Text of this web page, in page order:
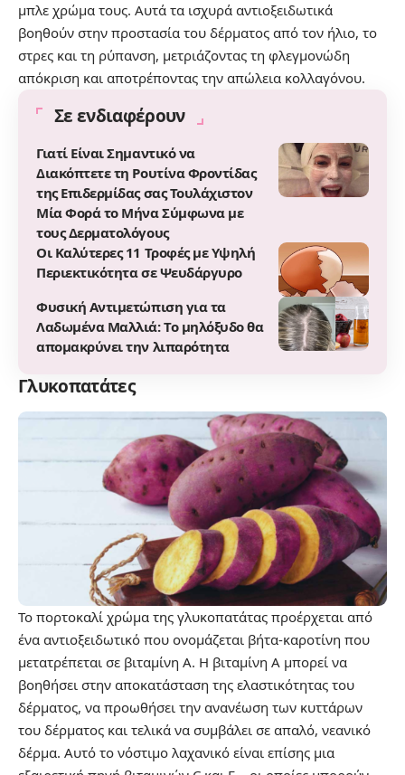
μπλε χρώμα τους. Αυτά τα ισχυρά αντιοξειδωτικά
βοηθούν στην προστασία του δέρματος από τον ήλιο, το
στρες και τη ρύπανση, μετριάζοντας τη φλεγμονώδη
απόκριση και αποτρέποντας την απώλεια κολλαγόνου.
Σε ενδιαφέρουν
Γιατί Είναι Σημαντικό να
Διακόπτετε τη Ρουτίνα Φροντίδας
της Επιδερμίδας σας Τουλάχιστον
Μία Φορά το Μήνα Σύμφωνα με
τους Δερματολόγους
Οι Καλύτερες 11 Τροφές με Υψηλή
Περιεκτικότητα σε Ψευδάργυρο
Φυσική Αντιμετώπιση για τα
Λαδωμένα Μαλλιά: Το μηλόξυδο θα
απομακρύνει την λιπαρότητα
Γλυκοπατάτες
Το πορτοκαλί χρώμα της γλυκοπατάτας προέρχεται από
ένα αντιοξειδωτικό που ονομάζεται βήτα-καροτίνη που
μετατρέπεται σε βιταμίνη Α. Η βιταμίνη Α μπορεί να
βοηθήσει στην αποκατάσταση της ελαστικότητας του
δέρματος, να προωθήσει την ανανέωση των κυττάρων
του δέρματος και τελικά να συμβάλει σε απαλό, νεανικό
δέρμα. Αυτό το νόστιμο λαχανικό είναι επίσης μια